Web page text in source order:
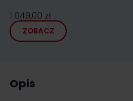
1 049,00 zł
ZOBACZ
Opis